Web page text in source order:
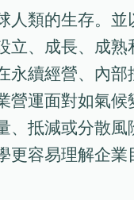
類的生存。
立、成長、成
續經營、內
運面對如氣
抵減或分散
容易理解企